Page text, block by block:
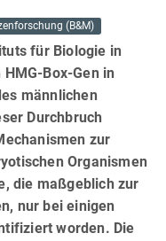
(B&M)
für Biologie in
Box-Gen in
männlichen
Durchbruch
zur
Organismen
die maßgeblich zur
nur bei einigen
worden. Die